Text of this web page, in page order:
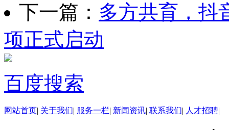
下一篇： 多方共育，抖
项正式启动
百度搜索
网站首页| 关于我们| 服务一栏| 新闻资讯| 联系我们| 人才招聘|